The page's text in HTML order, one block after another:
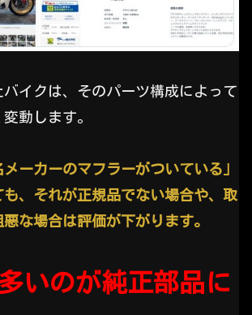
バイクは、そのパーツ構成によって
動します。
ーカーのマフラーがついている」
も、それが正規品でない場合や、取
な場合は評価が下がります。
いのが純正部品に